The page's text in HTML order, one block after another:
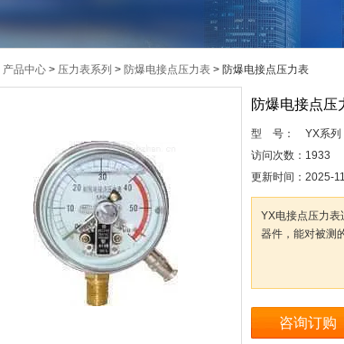
产品中心 > 压力表系列 > 防爆电接点压力表 > 防爆电接点压力表
防爆电接点压
型 号：
YX系列
访问次数： 1933
更新时间： 2025-
YX电接点压力
器件，能对被测
咨询订购